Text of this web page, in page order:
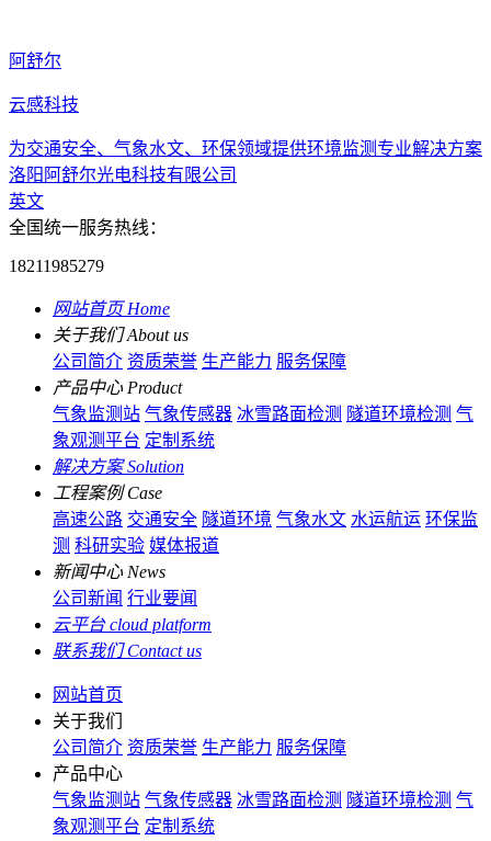
阿舒尔
云感科技
为交通安全、气象水文、环保领域提供环境监测专业解决方案
洛阳阿舒尔光电科技有限公司
英文
全国统一服务热线：
18211985279
网站首页 Home
关于我们 About us
公司简介 资质荣誉 生产能力 服务保障
产品中心 Product
气象监测站 气象传感器 冰雪路面检测 隧道环境检测 气
象观测平台 定制系统
解决方案 Solution
工程案例 Case
高速公路 交通安全 隧道环境 气象水文 水运航运 环保监
测 科研实验 媒体报道
新闻中心 News
公司新闻 行业要闻
云平台 cloud platform
联系我们 Contact us
网站首页
关于我们
公司简介 资质荣誉 生产能力 服务保障
产品中心
气象监测站 气象传感器 冰雪路面检测 隧道环境检测 气
象观测平台 定制系统